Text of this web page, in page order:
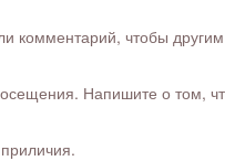
комментарий, чтобы
Напишите о том,